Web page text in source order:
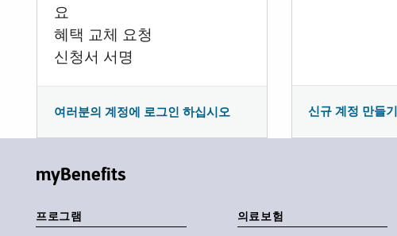
요
혜택 교체 요청
신청서 서명
여러분의 계정에 로그인 하십시오 신규 계정 만들기
myBenefits
프로그램 의료보험